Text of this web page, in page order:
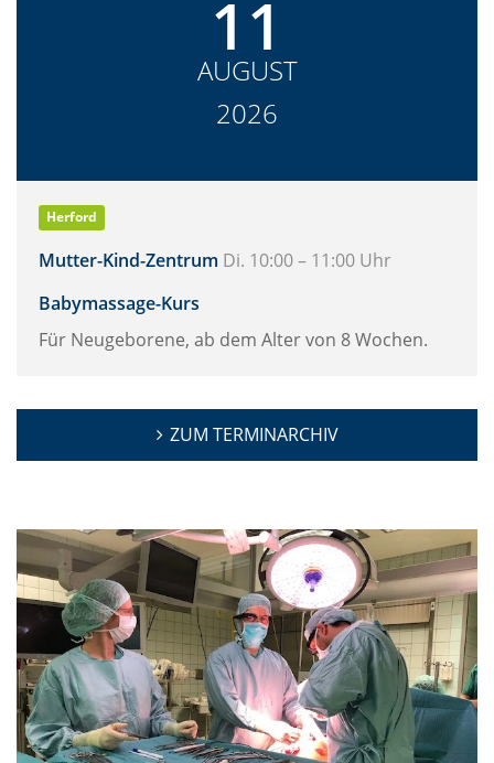
11
AUGUST
2026
Herford
Mutter-Kind-Zentrum Di. 10:00 – 11:00 Uhr
Babymassage-Kurs
Für Neugeborene, ab dem Alter von 8 Wochen.
ZUM TERMINARCHIV